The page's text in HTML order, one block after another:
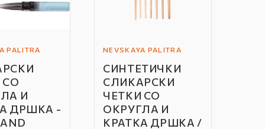
PALITRA
СО
И
ДРШКА -
Автор
/
Бренд:
NEVSKAYA PALITRA
СИНТЕТИЧКИ
СЛИКАРСКИ
ЧЕТКИ СО
ОКРУГЛА И
КРАТКА ДРШКА /